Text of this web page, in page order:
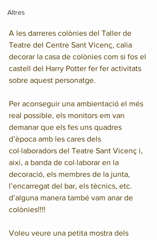
Altres
A les darreres colònies del Taller de
Teatre del Centre Sant Vicenç, calia
decorar la casa de colònies com si fos el
castell del Harry Potter fer fer activitats
sobre aquest personatge.
Per aconseguir una ambientació el més
real possible, els monitors em van
demanar que els fes uns quadres
d’època amb les cares dels
col·laboradors del Teatre Sant Vicenç i,
així, a banda de col·laborar en la
decoració, els membres de la junta,
l’encarregat del bar, els tècnics, etc.
d’alguna manera també vam anar de
colònies!!!!
Voleu veure una petita mostra dels